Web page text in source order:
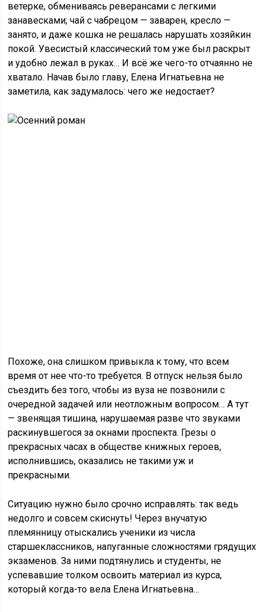
ветерке, обмениваясь реверансами с легкими
занавесками; чай с чабрецом — заварен, кресло —
занято, и даже кошка не решалась нарушать хозяйкин
покой. Увесистый классический том уже был раскрыт
и удобно лежал в руках… И всё же чего-то отчаянно не
хватало. Начав было главу, Елена Игнатьевна не
заметила, как задумалось: чего же недостает?
Похоже, она слишком привыкла к тому, что всем
время от нее что-то требуется. В отпуск нельзя было
съездить без того, чтобы из вуза не позвонили с
очередной задачей или неотложным вопросом… А тут
— звенящая тишина, нарушаемая разве что звуками
раскинувшегося за окнами проспекта. Грезы о
прекрасных часах в обществе книжных героев,
исполнившись, оказались не такими уж и
прекрасными.
Ситуацию нужно было срочно исправлять: так ведь
недолго и совсем скиснуть! Через внучатую
племянницу отыскались ученики из числа
старшеклассников, напуганные сложностями грядущих
экзаменов. За ними подтянулись и студенты, не
успевавшие толком освоить материал из курса,
который когда-то вела Елена Игнатьевна…